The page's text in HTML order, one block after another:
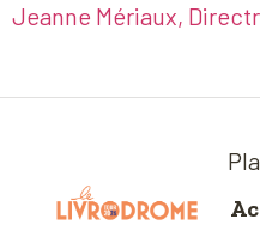
Jeanne Mériaux,